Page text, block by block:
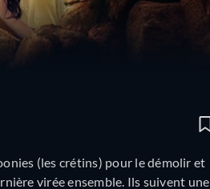
(les crétins) pour le démolir et
virée ensemble. Ils suivent une